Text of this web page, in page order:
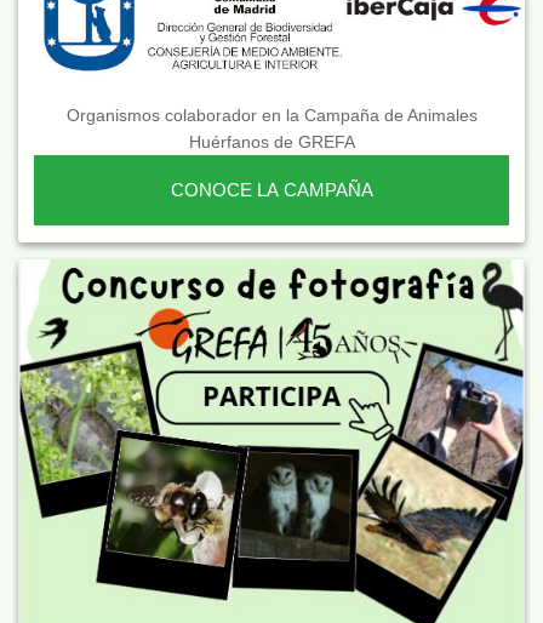
Organismos colaborador en la Campaña de Animales
Huérfanos de GREFA
CONOCE LA CAMPAÑA